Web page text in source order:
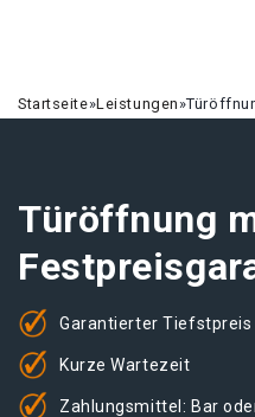
Startseite»Leistungen»
Türöffnung
Garantierter Tiefstpreis
Kurze Wartezeit
Zahlungsmittel: Bar